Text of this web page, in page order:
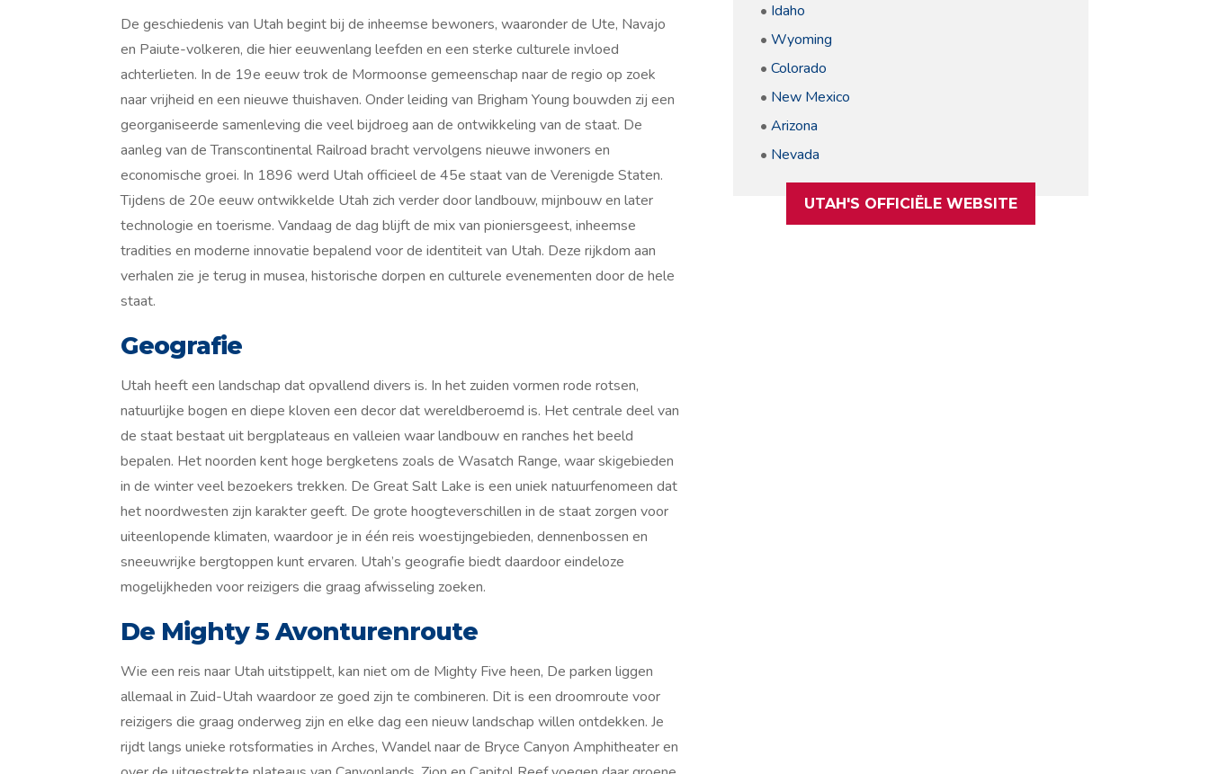
De geschiedenis van Utah begint bij de inheemse bewoners, waaronder de Ute, Navajo
en Paiute-volkeren, die hier eeuwenlang leefden en een sterke culturele invloed
achterlieten. In de 19e eeuw trok de Mormoonse gemeenschap naar de regio op zoek
naar vrijheid en een nieuwe thuishaven. Onder leiding van Brigham Young bouwden zij een
georganiseerde samenleving die veel bijdroeg aan de ontwikkeling van de staat. De
aanleg van de Transcontinental Railroad bracht vervolgens nieuwe inwoners en
economische groei. In 1896 werd Utah officieel de 45e staat van de Verenigde Staten.
Tijdens de 20e eeuw ontwikkelde Utah zich verder door landbouw, mijnbouw en later
technologie en toerisme. Vandaag de dag blijft de mix van pioniersgeest, inheemse
tradities en moderne innovatie bepalend voor de identiteit van Utah. Deze rijkdom aan
verhalen zie je terug in musea, historische dorpen en culturele evenementen door de hele
staat.
Geografie
Utah heeft een landschap dat opvallend divers is. In het zuiden vormen rode rotsen,
natuurlijke bogen en diepe kloven een decor dat wereldberoemd is. Het centrale deel van
de staat bestaat uit bergplateaus en valleien waar landbouw en ranches het beeld
bepalen. Het noorden kent hoge bergketens zoals de Wasatch Range, waar skigebieden
in de winter veel bezoekers trekken. De Great Salt Lake is een uniek natuurfenomeen dat
het noordwesten zijn karakter geeft. De grote hoogteverschillen in de staat zorgen voor
uiteenlopende klimaten, waardoor je in één reis woestijngebieden, dennenbossen en
sneeuwrijke bergtoppen kunt ervaren. Utah’s geografie biedt daardoor eindeloze
mogelijkheden voor reizigers die graag afwisseling zoeken.
De Mighty 5 Avonturenroute
Wie een reis naar Utah uitstippelt, kan niet om de Mighty Five heen, De parken liggen
allemaal in Zuid-Utah waardoor ze goed zijn te combineren. Dit is een droomroute voor
reizigers die graag onderweg zijn en elke dag een nieuw landschap willen ontdekken. Je
rijdt langs unieke rotsformaties in Arches, Wandel naar de Bryce Canyon Amphitheater en
• Idaho
• Wyoming
• Colorado
• New Mexico
• Arizona
• Nevada
UTAH'S OFFICIËLE WEBSITE